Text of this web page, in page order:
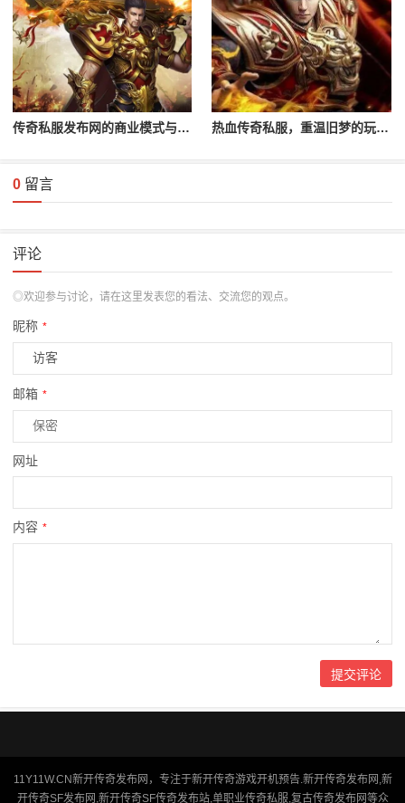
传奇私服发布网的商业模式与未来发展 热血传奇私服，重温旧梦的玩家首选
0 留言
评论
◎欢迎参与讨论，请在这里发表您的看法、交流您的观点。
昵称 *
邮箱 *
网址
内容 *
11Y11W.CN新开传奇发布网，专注于新开传奇游戏开机预告.新开传奇发布网,新
开传奇SF发布网,新开传奇SF传奇发布站,单职业传奇私服,复古传奇发布网等众